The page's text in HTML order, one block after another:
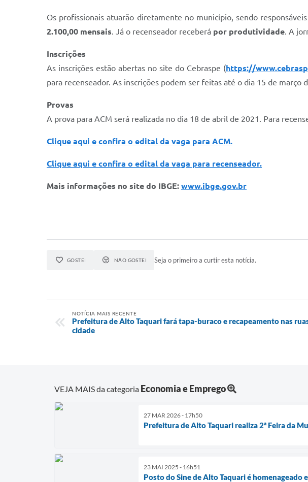
Os profissionais atuarão diretamente no município, sendo
2.100,00 mensais. Já o recenseador receberá por produtividade. A
Inscrições
As inscrições estão abertas no site do Cebraspe (https://
para recenseador. As inscrições podem ser feitas até o dia 15 de março
Provas
A prova para ACM será realizada no dia 18 de abril de 2021. Para
Clique aqui e confira o edital da vaga para ACM.
Clique aqui e confira o edital da vaga para recenseador.
Mais informações no site do IBGE: www.ibge.gov.br
GOSTEI NÃO GOSTEI Seja o primeiro a curtir esta notícia.
NOTÍCIA MAIS RECENTE
Prefeitura de Alto Taquari fará tapa-buraco e recapeamento nas
cidade
VEJA MAIS da categoria Economia e Emprego
27 MAR 2026 - 17h50
Prefeitura de Alto Taquari realiza 2ª Feira da
23 MAI 2025 - 16h51
Posto do Sine de Alto Taquari é homenageado